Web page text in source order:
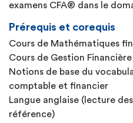
examens CFA® dans le
Prérequis et corequis
Cours de Mathématiques
Cours de Gestion
Notions de base du
comptable et financier
Langue anglaise (lecture
référence)